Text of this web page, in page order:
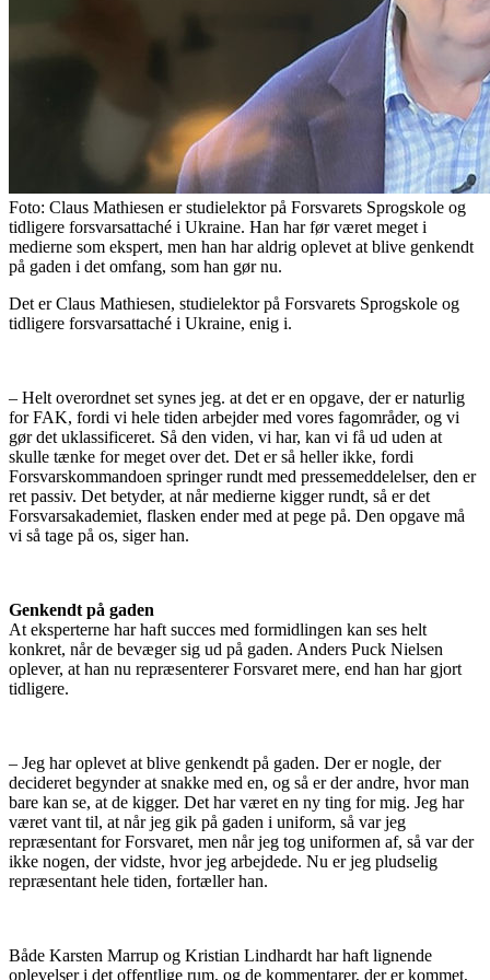
Foto: Claus Mathiesen er studielektor på Forsvarets Sprogskole og
tidligere forsvarsattaché i Ukraine. Han har før været meget i
medierne som ekspert, men han har aldrig oplevet at blive genkendt
på gaden i det omfang, som han gør nu.
Det er Claus Mathiesen, studielektor på Forsvarets Sprogskole og
tidligere forsvarsattaché i Ukraine, enig i.
– Helt overordnet set synes jeg. at det er en opgave, der er naturlig
for FAK, fordi vi hele tiden arbejder med vores fagområder, og vi
gør det uklassificeret. Så den viden, vi har, kan vi få ud uden at
skulle tænke for meget over det. Det er så heller ikke, fordi
Forsvarskommandoen springer rundt med pressemeddelelser, den er
ret passiv. Det betyder, at når medierne kigger rundt, så er det
Forsvarsakademiet, flasken ender med at pege på. Den opgave må
vi så tage på os, siger han.
Genkendt på gaden
At eksperterne har haft succes med formidlingen kan ses helt
konkret, når de bevæger sig ud på gaden. Anders Puck Nielsen
oplever, at han nu repræsenterer Forsvaret mere, end han har gjort
tidligere.
– Jeg har oplevet at blive genkendt på gaden. Der er nogle, der
decideret begynder at snakke med en, og så er der andre, hvor man
bare kan se, at de kigger. Det har været en ny ting for mig. Jeg har
været vant til, at når jeg gik på gaden i uniform, så var jeg
repræsentant for Forsvaret, men når jeg tog uniformen af, så var der
ikke nogen, der vidste, hvor jeg arbejdede. Nu er jeg pludselig
repræsentant hele tiden, fortæller han.
Både Karsten Marrup og Kristian Lindhardt har haft lignende
oplevelser i det offentlige rum, og de kommentarer, der er kommet,